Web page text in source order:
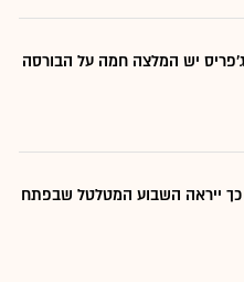
יש המלצה חמה על הבורסה
כך ייראה השבוע המטלטל שבפתח